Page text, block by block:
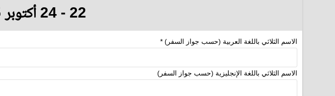
22 - 24 أكتوبر 2025م
الاسم الثلاثي باللغة العربية (حسب جواز السفر) *
الاسم الثلاثي باللغة الإنجليزية (حسب جواز السفر)